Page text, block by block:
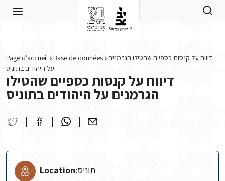
Page d’accueil Base de données
דיווח על קנסות כספיים שהטילו הגרמנים
על היהודים בתוניס
דיווח על קנסות כספיים שהטילו
הגרמנים על היהודים בתוניס
Location:תוניס